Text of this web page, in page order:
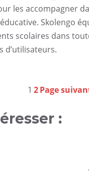
les accompagner
Skolengo
scolaires dans
d’utilisateurs.
1 2Page
: